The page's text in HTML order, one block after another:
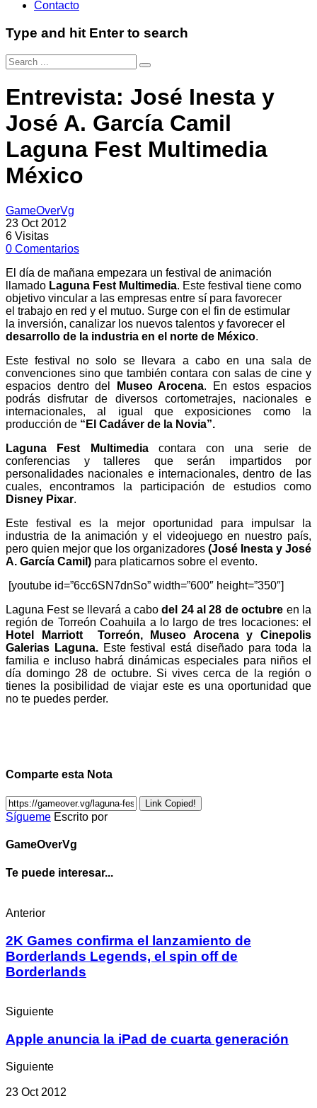
Contacto
Type and hit Enter to search
Entrevista: José Inesta y
José A. García Camil
Laguna Fest Multimedia
México
GameOverVg
23 Oct 2012
6 Visitas
0 Comentarios
El día de mañana empezara un festival de animación
llamado Laguna Fest Multimedia. Este festival tiene como
objetivo vincular a las empresas entre sí para favorecer
el trabajo en red y el mutuo. Surge con el fin de estimular
la inversión, canalizar los nuevos talentos y favorecer el
desarrollo de la industria en el norte de México.
Este festival no solo se llevara a cabo en una sala de
convenciones sino que también contara con salas de cine y
espacios dentro del
Museo Arocena. En estos espacios
podrás disfrutar de diversos cortometrajes, nacionales e
internacionales, al igual que exposiciones como la
producción de “El Cadáver de la Novia”.
Laguna Fest Multimediacontara con una serie de
conferencias y talleres que serán impartidos por
personalidades nacionales e internacionales, dentro de las
cuales, encontramos la participación de estudios como
Disney Pixar.
Este festival es la mejor oportunidad para impulsar la
industria de la animación y el videojuego en nuestro país,
pero quien mejor que los organizadores (José Inesta y José
A. García Camil) para platicarnos sobre el evento.
[youtube id=”6cc6SN7dnSo” width=”600″ height=”350″]
Laguna Fest se llevará a cabodel 24 al 28 de octubre en la
región de Torreón Coahuila a lo largo de tres locaciones: el
Hotel Marriott Torreón, Museo Arocena y Cinepolis
Galerias Laguna.Este festival está diseñado para toda la
familia e incluso habrá dinámicas especiales para niños el
día domingo 28 de octubre. Si vives cerca de la región o
tienes la posibilidad de viajar este es una oportunidad que
no te puedes perder.
Comparte esta Nota
Link Copied!
Sígueme Escrito por
GameOverVg
Te puede interesar...
Anterior
2K Games confirma el lanzamiento de
Borderlands Legends, el spin off de
Borderlands
Siguiente
Apple anuncia la iPad de cuarta generación
Siguiente
23 Oct 2012